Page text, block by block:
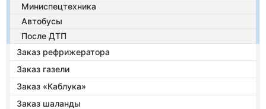
Миниспецтехника
Автобусы
После ДТП
Заказ рефрижератора
Заказ газели
Заказ «Каблука»
Заказ шаланды